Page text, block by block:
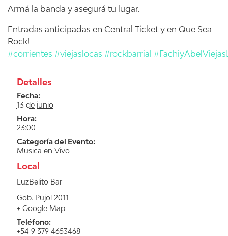
Armá la banda y asegurá tu lugar.
Entradas anticipadas en Central Ticket y en Que Sea
Rock!
#corrientes #viejaslocas #rockbarrial
Detalles
Fecha:
13 de junio
Hora:
23:00
Categoría del Evento:
Musica en Vivo
Local
LuzBelito Bar
Gob. Pujol 2011
+ Google Map
Teléfono:
+54 9 379 4653468